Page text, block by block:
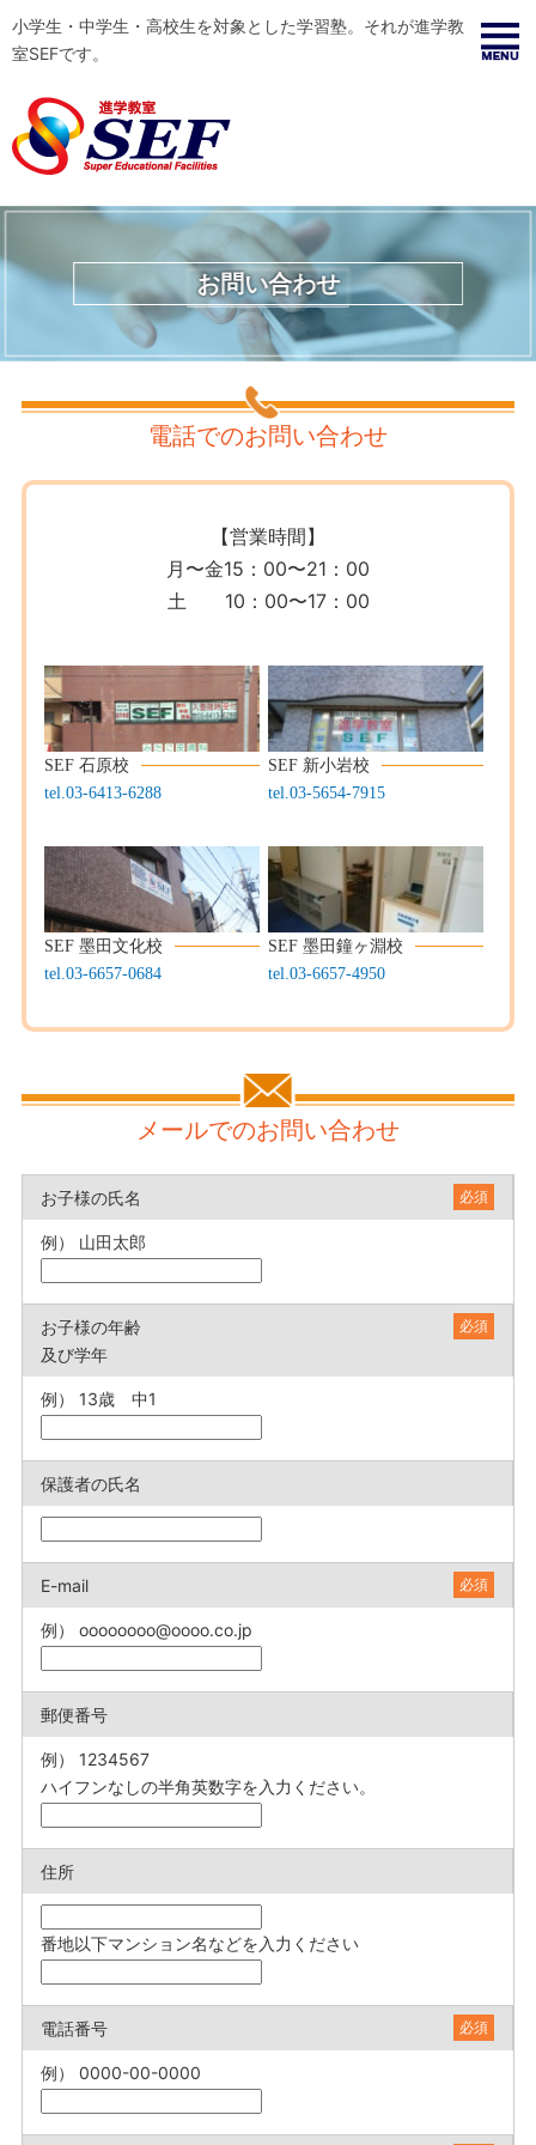
小学生・中学生・高校生を対象とした学習塾。それが進学教
室SEFです。
お問い合わせ
電話でのお問い合わせ
【営業時間】
月〜金15：00〜21：00
土 10：00〜17：00
SEF 石原校
tel.03-6413-6288
SEF 新小岩校
tel.03-5654-7915
SEF 墨田文化校
tel.03-6657-0684
SEF 墨田鐘ヶ淵校
tel.03-6657-4950
メールでのお問い合わせ
お子様の氏名 必須
例） 山田太郎
お子様の年齢
及び学年
必須
例） 13歳 中1
保護者の氏名
E-mail 必須
例） oooooooo@oooo.co.jp
郵便番号
例） 1234567
ハイフンなしの半角英数字を入力ください。
住所
番地以下マンション名などを入力ください
電話番号 必須
例） 0000-00-0000